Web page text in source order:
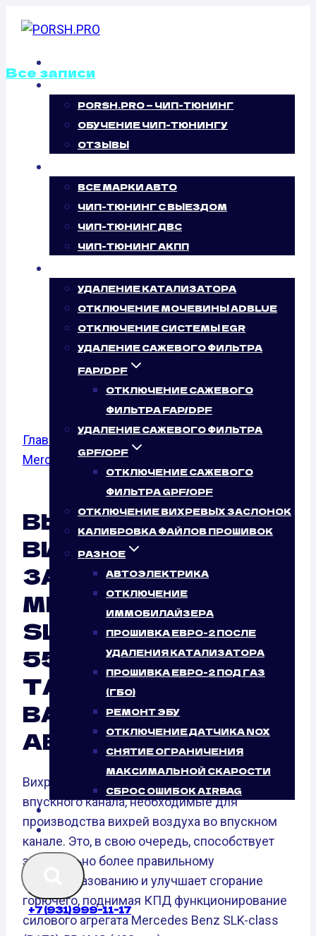
PORSH.PRO — ЧИП-ТЮНИНГ
ОБУЧЕНИЕ ЧИП-ТЮНИНГУ
ОТЗЫВЫ
ВСЕ МАРКИ АВТО
ЧИП-ТЮНИНГ С ВЫЕЗДОМ
ЧИП-ТЮНИНГ ДВС
ЧИП-ТЮНИНГ АКПП
УДАЛЕНИЕ КАТАЛИЗАТОРА
ОТКЛЮЧЕНИЕ МОЧЕВИНЫ ADBLUE
ОТКЛЮЧЕНИЕ СИСТЕМЫ EGR
УДАЛЕНИЕ САЖЕВОГО ФИЛЬТРА
FAP/DPF
ОТКЛЮЧЕНИЕ САЖЕВОГО
ФИЛЬТРА FAP/DPF
УДАЛЕНИЕ САЖЕВОГО ФИЛЬТРА
GPF/OPF
ОТКЛЮЧЕНИЕ САЖЕВОГО
ФИЛЬТРА GPF/OPF
ОТКЛЮЧЕНИЕ ВИХРЕВЫХ ЗАСЛОНОК
КАЛИБРОВКА ФАЙЛОВ ПРОШИВОК
РАЗНОЕ
АВТОЭЛЕКТРИКА
ОТКЛЮЧЕНИЕ
ИММОБИЛАЙЗЕРА
ПРОШИВКА ЕВРО-2 ПОСЛЕ
УДАЛЕНИЯ КАТАЛИЗАТОРА
ПРОШИВКА ЕВРО-2 ПОД ГАЗ
(ГБО)
РЕМОНТ ЭБУ
ОТКЛЮЧЕНИЕ ДАТЧИКА NOX
СНЯТИЕ ОГРАНИЧЕНИЯ
МАКСИМАЛЬНОЙ СКАРОСТИ
СБРОС ОШИБОК AIRBAG
БЛОГ
КОНТАКТЫ
+7 (931) 999-11-17
Все записи
ОТКЛЮЧЕНИЕ
ВИХРЕВЫХ
ЗАСЛОНОК
MERCEDES
BENZ SLK-
CLASS (R172)
55 AMG (422
Л.С.)
Главная /Отключение вихревых заслонок
Mercedes Benz/SLK-class (R172)
ВЫКЛЮЧЕНИЕ
ВИХРЕВЫХ
ЗАСЛОНОК
MERCEDES BENZ
SLK-CLASS (R172)
55 AMG (422 Л.С.):
ТАК ЛИ ЭТО НУЖНО
ВАШЕМУ
АВТОМОБИЛЮ?
Вихревые заслонки — это элементы
впускного канала, необходимые для
производства вихрей воздуха во впускном
канале. Это, в свою очередь, способствует
значительно более правильному
смесеобразованию и улучшает сгорание
горючего, поднимая КПД функционирование
силового агрегата Mercedes Benz SLK-class